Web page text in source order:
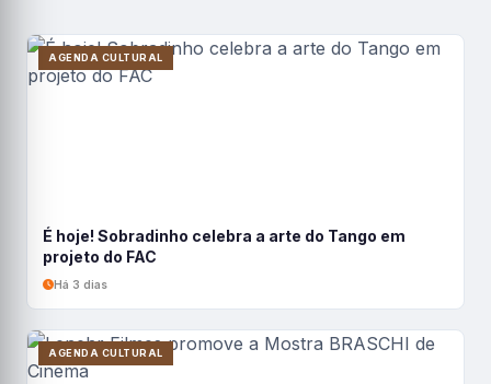
AGENDA CULTURAL
É hoje! Sobradinho celebra a arte do Tango em
projeto do FAC
Há 3 dias
AGENDA CULTURAL